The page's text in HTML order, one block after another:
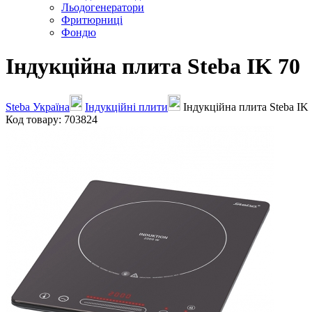
Льодогенератори
Фритюрниці
Фондю
Індукційна плита Steba IK 70
Steba Україна Індукційні плити
Індукційна плита Steba IK
Код товару: 703824